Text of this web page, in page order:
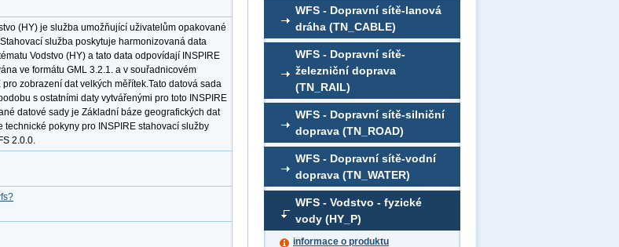
WFS - Dopravní sítě-lanová
dráha (TN_CABLE)
WFS - Dopravní sítě-
železniční doprava
(TN_RAIL)
WFS - Dopravní sítě-silniční
doprava (TN_ROAD)
WFS - Dopravní sítě-vodní
doprava (TN_WATER)
WFS - Vodstvo - fyzické
vody (HY_P)
informace o produktu
(HY) je služba umožňující uživatelům opakované
služba poskytuje harmonizovaná data
Vodstvo (HY) a tato data odpovídají INSPIRE
ve formátu GML 3.2.1. a v souřadnicovém
zobrazení dat velkých měřítek.Tato datová sada
s ostatními daty vytvářenými pro toto INSPIRE
datové sady je Základní báze geografických dat
pokyny pro INSPIRE stahovací služby
2.0.0.